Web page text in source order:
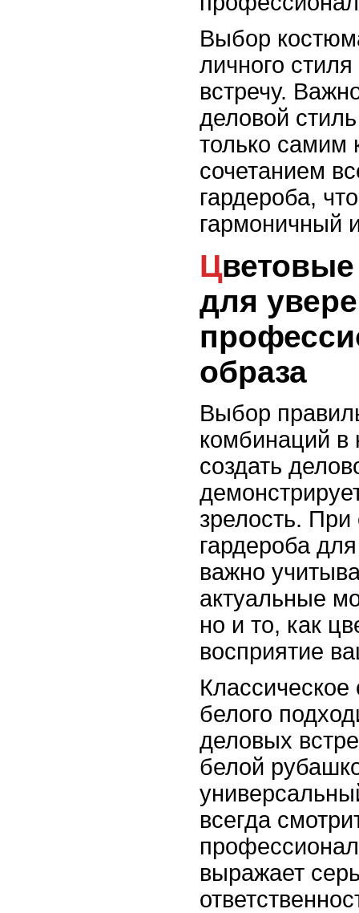
Выбор
личного
встречу.
деловой
только самим
сочетанием
гардероба,
гармоничный
Цветовые сочетания
для
образа
Выбор
комбинаций в
создать
зрелость. При
гардероба
важно
актуальные
но и то, как
восприятие
Классическое
белого
деловых
белой
всегда
выражает